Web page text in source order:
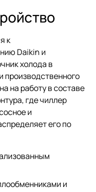
к
Daikin и
холода в
производственного
на работу в составе
где чиллер
и
его по
и